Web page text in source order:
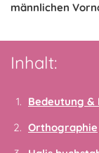
männlichen
Inhalt:
Bedeutung &
Orthographie